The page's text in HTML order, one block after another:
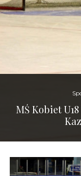
MŚ Kobiet